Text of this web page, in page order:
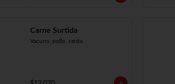
Carne Surtida
Vacuno, pollo, cerdo